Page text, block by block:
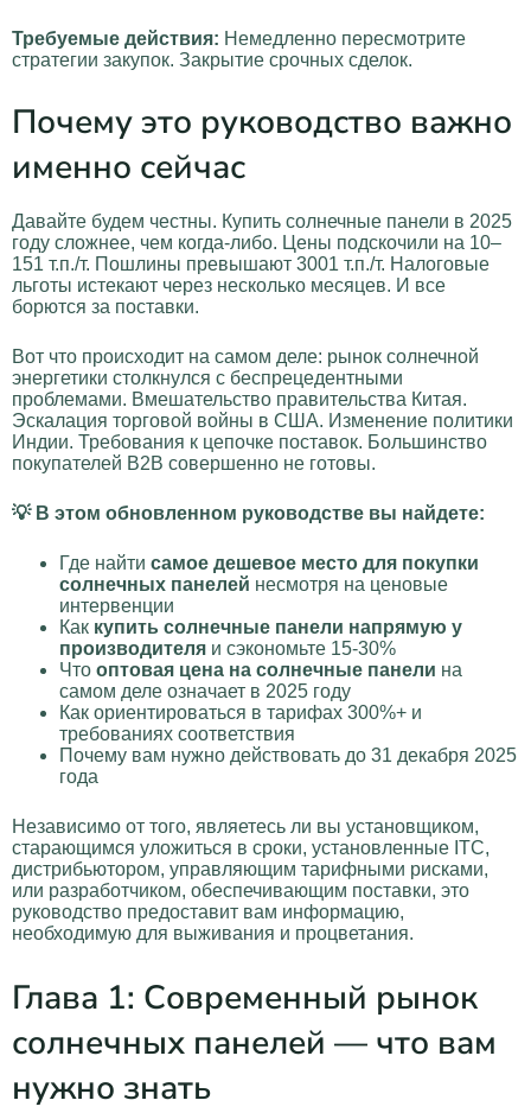
Требуемые действия: Немедленно пересмотрите
стратегии закупок. Закрытие срочных сделок.
Почему это руководство важно
именно сейчас
Давайте будем честны. Купить солнечные панели в 2025
году сложнее, чем когда-либо. Цены подскочили на 10–
151 т.п./т. Пошлины превышают 3001 т.п./т. Налоговые
льготы истекают через несколько месяцев. И все
борются за поставки.
Вот что происходит на самом деле: рынок солнечной
энергетики столкнулся с беспрецедентными
проблемами. Вмешательство правительства Китая.
Эскалация торговой войны в США. Изменение политики
Индии. Требования к цепочке поставок. Большинство
покупателей B2B совершенно не готовы.
💡 В этом обновленном руководстве вы найдете:
Где найти самое дешевое место для покупки
солнечных панелей несмотря на ценовые
интервенции
Как купить солнечные панели напрямую у
производителя и сэкономьте 15-30%
Что оптовая цена на солнечные панели на
самом деле означает в 2025 году
Как ориентироваться в тарифах 300%+ и
требованиях соответствия
Почему вам нужно действовать до 31 декабря 2025
года
Независимо от того, являетесь ли вы установщиком,
старающимся уложиться в сроки, установленные ITC,
дистрибьютором, управляющим тарифными рисками,
или разработчиком, обеспечивающим поставки, это
руководство предоставит вам информацию,
необходимую для выживания и процветания.
Глава 1: Современный рынок
солнечных панелей — что вам
нужно знать